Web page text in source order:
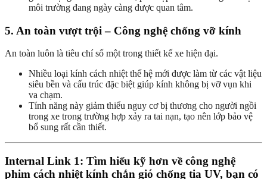
môi trường đang ngày càng được quan tâm.
5. An toàn vượt trội – Công nghệ chống vỡ kính
An toàn luôn là tiêu chí số một trong thiết kế xe hiện đại.
Nhiều loại kính cách nhiệt thế hệ mới được làm từ các vật liệu
siêu bền và cấu trúc đặc biệt giúp kính không bị vỡ vụn khi
va chạm.
Tính năng này giảm thiểu nguy cơ bị thương cho người ngồi
trong xe trong trường hợp xảy ra tai nạn, tạo nên lớp bảo vệ
bổ sung rất cần thiết.
Internal Link 1: Tìm hiểu kỹ hơn về công nghệ
phim cách nhiệt kính chắn gió chống tia UV, bạn có